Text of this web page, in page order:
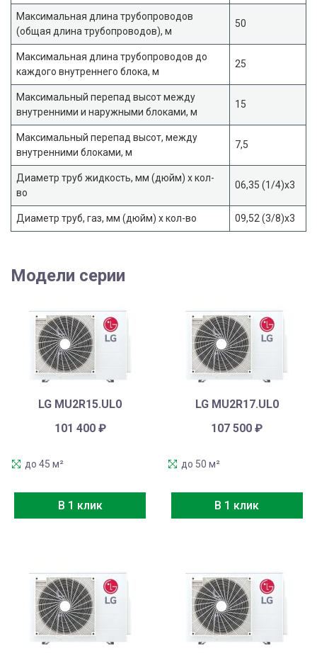
Максимальная длина трубопроводов
(общая длина трубопроводов), м
50
Максимальная длина трубопроводов до
каждого внутреннего блока, м
25
Максимальный перепад высот между
внутренними и наружными блоками, м
15
Максимальный перепад высот, между
внутренними блоками, м
7,5
Диаметр труб жидкость, мм (дюйм) x кол-
во
06,35 (1/4)х3
Диаметр труб, газ, мм (дюйм) x кол-во 09,52 (3/8)х3
Модели серии
LG MU2R15.UL0
101 400 ₽
до 45 м²
В 1 клик
LG MU2R17.UL0
107 500₽
до 50 м²
В 1 клик